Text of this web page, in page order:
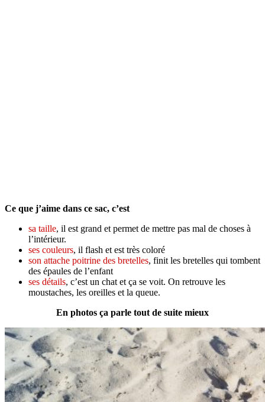
Ce que j’aime dans ce sac, c’est
sa taille, il est grand et permet de mettre pas mal de choses à
l’intérieur.
ses couleurs, il flash et est très coloré
son attache poitrine des bretelles, finit les bretelles qui tombent
des épaules de l’enfant
ses détails, c’est un chat et ça se voit. On retrouve les
moustaches, les oreilles et la queue.
En photos ça parle tout de suite mieux